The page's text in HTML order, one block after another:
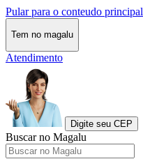
Pular para o conteudo principal
Tem no magalu
Atendimento
Digite seu CEP
Buscar no Magalu